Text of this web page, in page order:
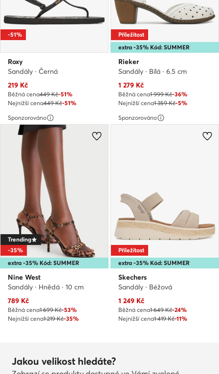
-51%
Roxy
Sandály · Černá
Aktuální cena
219 Kč
Běžná cena449 Kč-51%
Nejnižší cena449 Kč-51%
extra -35% Kód: SUMMER
Příležitost
Rieker
Sandály · Bílá · 6.5 cm
Aktuální cena
1 279 Kč
Běžná cena1 999 Kč-36%
Nejnižší cena1 359 Kč-5%
Sponzorováno
extra -35% Kód: SUMMER
Trending
-35%
Nine West
Sandály · Hnědá · 10 cm
Aktuální cena
789 Kč
Běžná cena1 699 Kč-53%
Nejnižší cena1 219 Kč-35%
Sponzorováno
extra -35% Kód: SUMMER
Příležitost
Skechers
Sandály · Béžová
Aktuální cena
1 249 Kč
Běžná cena1 649 Kč-24%
Nejnižší cena1 419 Kč-11%
Jakou velikost hledáte?